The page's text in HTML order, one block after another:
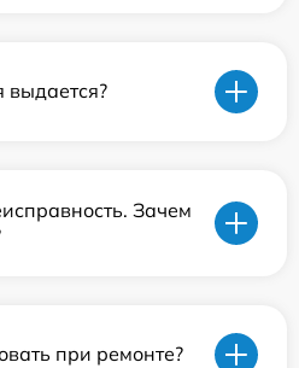
выдается?
Зачем
при ремонте?